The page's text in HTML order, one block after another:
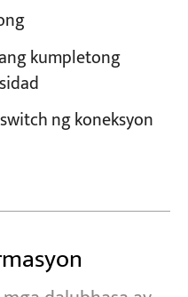
kumpletong
ng koneksyon